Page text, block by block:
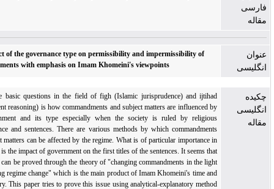
The impact of the governance type on permissibility and impermissibility of
commandments with emphasis on Imam Khomeini's viewpoints
One of the basic questions in the field of figh (Islamic jurisprudence) and ijtihad
(independent reasoning) is how commandments and subject matters are influenced by
the government and its type especially when the society is ruled by religious
jurisprudence and sentences. There are various methods by which commandments
and subject matters can be affected by the regime. What is of particular importance in
this regard is the impact of government on the first titles of the sentences. It seems that
this notion can be proved through the theory of "changing commandments in the light
of the ruling regime change" which is the main product of Imam Khomeini's time and
space theory. This paper tries to prove this issue using analytical-explanatory method